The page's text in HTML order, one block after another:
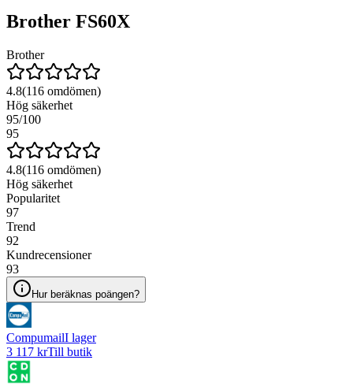
Brother FS60X
Brother
4.8(116 omdömen)
Hög säkerhet
95/100
95
4.8(116 omdömen)
Hög säkerhet
Popularitet
97
Trend
92
Kundrecensioner
93
Hur beräknas poängen?
CompumailI lager
3 117 krTill butik